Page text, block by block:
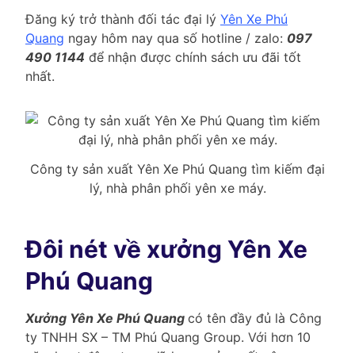
Đăng ký trở thành đối tác đại lý Yên Xe Phú
Quang ngay hôm nay qua số hotline / zalo: 097
490 1144 để nhận được chính sách ưu đãi tốt
nhất.
Công ty sản xuất Yên Xe Phú Quang tìm kiếm đại
lý, nhà phân phối yên xe máy.
Đôi nét về xưởng Yên Xe
Phú Quang
Xưởng Yên Xe Phú Quang có tên đầy đủ là Công
ty TNHH SX – TM Phú Quang Group. Với hơn 10